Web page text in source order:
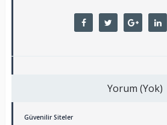
Yorum (Yok)
Güvenilir Siteler